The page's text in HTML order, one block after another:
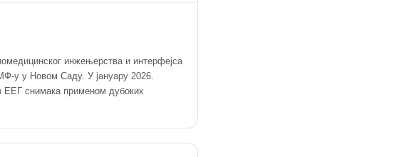
инжењерства и интерфејса
у у Новом Саду. У јануару 2026.
ЕЕГ снимака применом дубоких